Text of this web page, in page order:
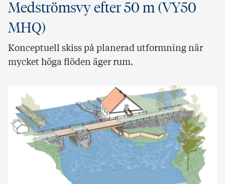
Medströmsvy efter 50 m (VY50
MHQ)
Konceptuell skiss på planerad utformning när
mycket höga flöden äger rum.